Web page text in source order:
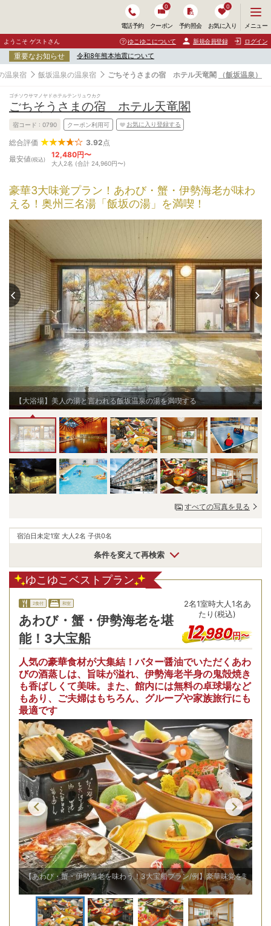
電話予約 クーポン
0
予約照会 お気に入り
0
ニ
ュ
ー
開
く
メニュー
ようこそ ゲストさん ゆこゆこについて 新規会員登録 ログイン
重要なお知らせ 令和8年熊本地震について
温泉宿 飯坂温泉の温泉宿 ごちそうさまの宿 ホテル天竜閣 （飯坂温泉）
ゴチソウサマノヤドホテルテンリュウカク
ごちそうさまの宿 ホテル天竜閣
宿コード : 0790 クーポン利用可 お気に入り登録する
総合評価 3.92 点
最安値(税込)
12,480円〜
大人2名 (合計 24,960円〜)
豪華3大味覚プラン！あわび・蟹・伊勢海老が味わ
える！奥州三名湯「飯坂の湯」を満喫！
【大浴場】美人の湯と言われる飯坂温泉の湯を満喫する
すべての写真を見る
宿泊日未定1室 大人2名 子供0名
条件を変えて再検索
ゆこゆこベストプラン
2食付 和室
あわび・蟹・伊勢海老を堪
能！3大宝船
2名1室時大人1名あ
たり(税込)
12,980円〜
人気の豪華食材が大集結！バター醤油でいただくあわ
びの酒蒸しは、旨味が溢れ、伊勢海老半身の鬼殻焼き
も香ばしくて美味。また、館内には無料の卓球場など
もあり、ご夫婦はもちろん、グループや家族旅行にも
最適です
【あわび・蟹・伊勢海老を味わう！3大宝船プラン/例】豪華味覚を味わう♪